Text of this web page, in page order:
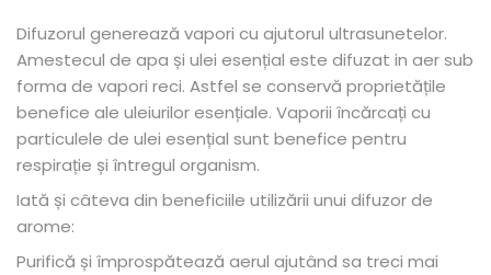
Difuzorul generează vapori cu ajutorul ultrasunetelor.
Amestecul de apa și ulei esențial este difuzat in aer sub
forma de vapori reci. Astfel se conservă proprietățile
benefice ale uleiurilor esențiale. Vaporii încărcați cu
particulele de ulei esențial sunt benefice pentru
respirație și întregul organism.
Iată și câteva din beneficiile utilizării unui difuzor de
arome:
Purifică și împrospătează aerul ajutând sa treci mai